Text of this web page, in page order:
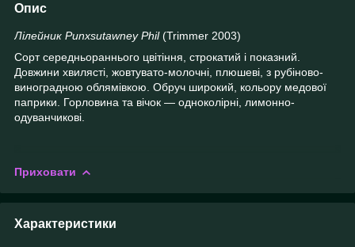
Опис
Лілейник Punxsutawney Phil(Trimmer 2003)
Сорт середньораннього цвітіння, строкатий і показний.
Довжини хвилясті, жовтувато-молочні, плюшеві, з рубіново-
виноградною облямівкою. Обруч широкий, кольору медової
паприки. Горловина та вічок — одноколірні, лимонно-
одуванчикові.
Приховати
Характеристики